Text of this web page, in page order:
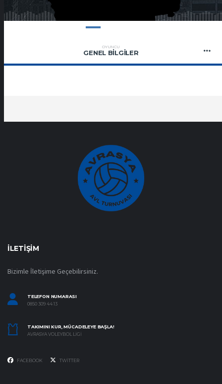
OYUNCU
GENEL BILGILER
İLETIŞIM
Bizimle İletişime Geçebilirsiniz.
TELEFON NUMARASI
0850 309 44 13
TAKIMINI KUR, MÜCADELEYE BAŞLA!
AVRASYA VOLEYBOL LIGI
FACEBOOK TWITTER